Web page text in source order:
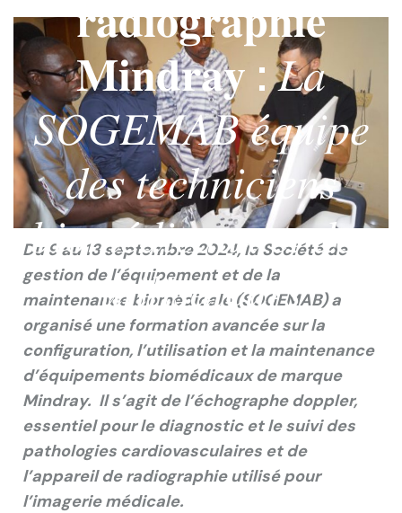
𝐫𝐚𝐝𝐢𝐨𝐠𝐫𝐚𝐩𝐡𝐢𝐞
𝐌𝐢𝐧𝐝𝐫𝐚𝐲 : 𝐿𝑎
𝑆𝑂𝐺𝐸𝑀𝐴𝐵 𝑒́𝑞𝑢𝑖𝑝𝑒
𝑑𝑒𝑠 𝑡𝑒𝑐ℎ𝑛𝑖𝑐𝑖𝑒𝑛𝑠
𝑏𝑖𝑜𝑚𝑒́𝑑𝑖𝑐𝑎𝑢𝑥 𝑒𝑡 𝑑𝑒𝑠
𝑢𝑡𝑖𝑙𝑖𝑠𝑎𝑡𝑒𝑢𝑟𝑠
Du 9 au 13 septembre 2024, la Société de
gestion de l’équipement et de la
maintenance biomédicale (SOGEMAB) a
organisé une formation avancée sur la
configuration, l’utilisation et la maintenance
d’équipements biomédicaux de marque
Mindray. Il s’agit de l’échographe doppler,
essentiel pour le diagnostic et le suivi des
pathologies cardiovasculaires et de
l’appareil de radiographie utilisé pour
l’imagerie médicale.